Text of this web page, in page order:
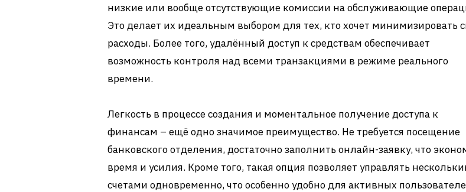
низкие или вообще отсутствующие комиссии на обслуживающие
Это делает их идеальным выбором для тех, кто хочет минимизировать
расходы. Более того, удалённый доступ к средствам обеспечивает
возможность контроля над всеми транзакциями в режиме реального
времени.
Легкость в процессе создания и моментальное получение доступа к
финансам – ещё одно значимое преимущество. Не требуется посещение
банковского отделения, достаточно заполнить онлайн-заявку, что
время и усилия. Кроме того, такая опция позволяет управлять
счетами одновременно, что особенно удобно для активных